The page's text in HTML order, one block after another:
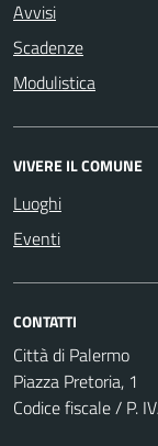
Avvisi
Scadenze
Modulistica
VIVERE IL COMUNE
Luoghi
Eventi
CONTATTI
Città di Palermo
Piazza Pretoria, 1
Codice fiscale / P.